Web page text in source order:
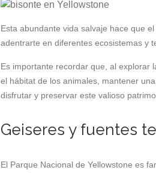
Esta abundante vida salvaje hace que
adentrarte en diferentes ecosistemas y
Es importante recordar que, al explorar
el hábitat de los animales, mantener
disfrutar y preservar este valioso
Geiseres y fuentes
El Parque Nacional de Yellowstone es